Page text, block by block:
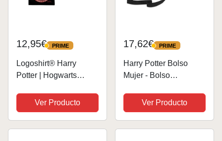
12,95€ PRIME
PRIME
Logoshirt® Harry
Potter | Hogwarts
Sac de courses | Bolsa
de algodón | Impresa I
Asas largas | negro |
Ver Producto
17,62€ PRIME
PRIME
Harry Potter Bolso
Mujer - Bolso
Pequeño Negro
Ver Producto